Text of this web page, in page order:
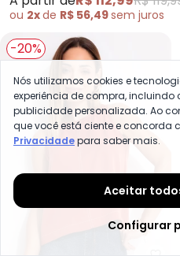
Gota nas Costas
ou 2xde R$ 56,49sem juros
-20%
Nós utilizamos cookies e
experiência de compra, incluindo
publicidade personalizada. Ao
que você está ciente e concorda
Privacidadepara saber mais.
Aceitar
Configurar